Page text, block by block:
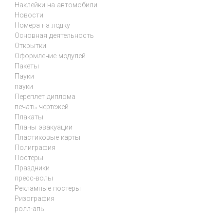
Наклейки на автомобили
Новости
Номера на лодку
Основная деятельность
Открытки
Оформление модулей
Пакеты
Пауки
пауки
Переплет диплома
печать чертежей
Плакаты
Планы эвакуации
Пластиковые карты
Полиграфия
Постеры
Праздники
пресс-волы
Рекламные постеры
Ризография
ролл-апы